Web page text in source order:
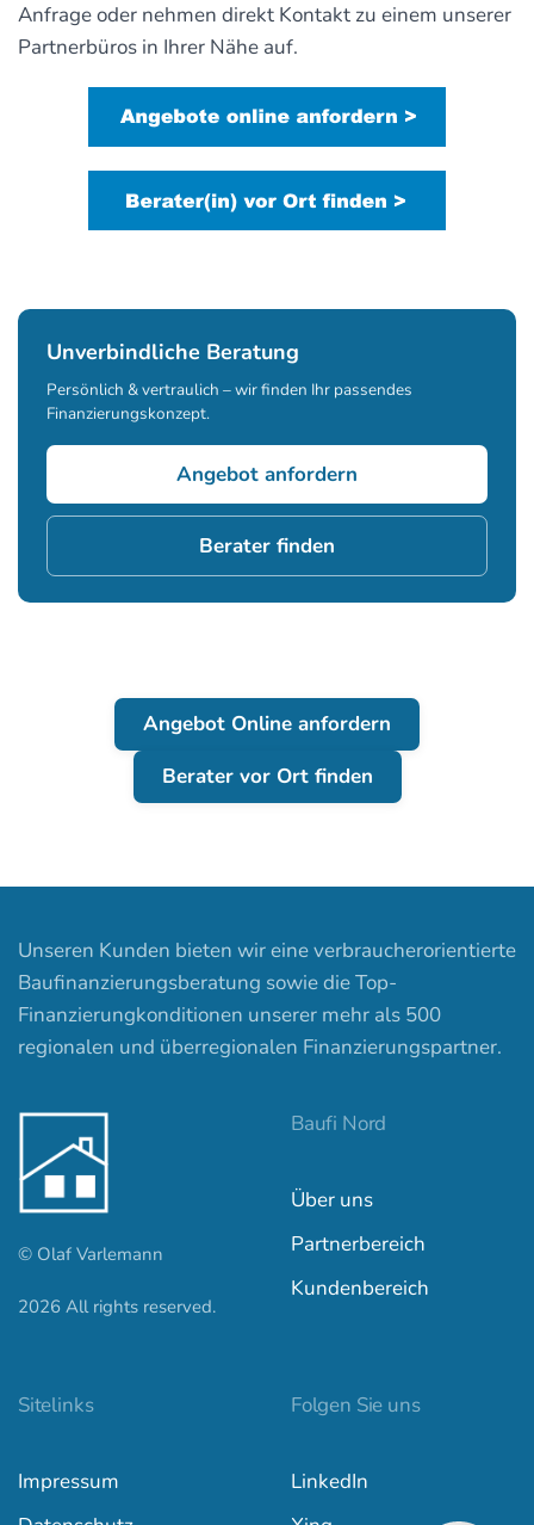
Anfrage oder nehmen direkt Kontakt zu einem unserer
Partnerbüros in Ihrer Nähe auf.
Unverbindliche Beratung
Persönlich & vertraulich – wir finden Ihr passendes
Finanzierungskonzept.
Angebot anfordern
Berater finden
Angebot Online anfordern
Berater vor Ort finden
Unseren Kunden bieten wir eine verbraucherorientierte
Baufinanzierungsberatung sowie die Top-
Finanzierungkonditionen unserer mehr als 500
regionalen und überregionalen Finanzierungspartner.
© Olaf Varlemann
2026 All rights reserved.
Baufi Nord
Über uns
Partnerbereich
Kundenbereich
Sitelinks
Impressum
Folgen Sie uns
LinkedIn
baufi-nord.de